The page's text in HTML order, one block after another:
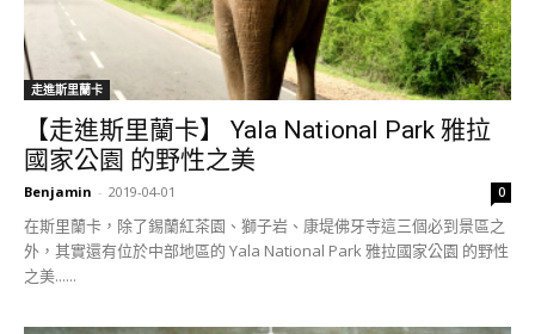
走進斯里蘭卡
【走進斯里蘭卡】 Yala National Park 雅拉
國家公園 的野性之美
Benjamin - 2019-04-01 0
在斯里蘭卡，除了錫蘭紅茶園、獅子岩、康堤佛牙寺這三個必到景區之
外，其實還有位於中部地區的 Yala National Park 雅拉國家公園 的野性
之美......